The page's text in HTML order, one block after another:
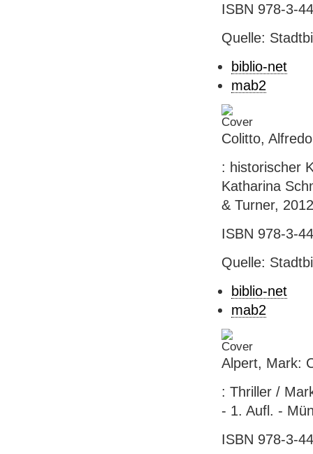
ISBN 978-3-
Quelle:
biblio-net
mab2
Colitto,
: historischer
Katharina
& Turner,
ISBN 978-3-
Quelle:
biblio-net
mab2
Alpert, Mark:
: Thriller /
- 1. Aufl. -
ISBN 978-3-